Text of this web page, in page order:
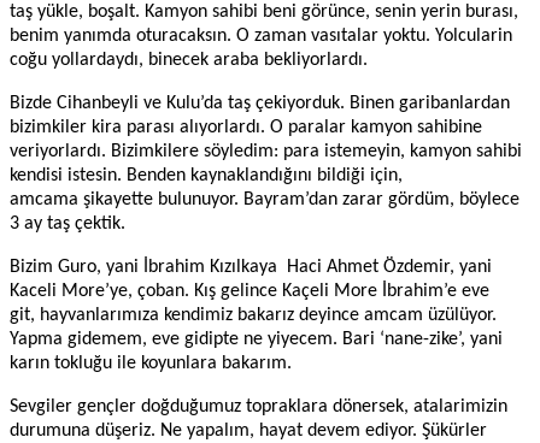
taş yükle, boşalt. Kamyon sahibi beni görünce, senin yerin burası,
benim yanımda oturacaksın. O zaman vasıtalar yoktu. Yolcularin
coğu yollardaydı, binecek araba bekliyorlardı.
Bizde Cihanbeyli ve Kulu’da taş çekiyorduk. Binen garibanlardan
bizimkiler kira parası alıyorlardı. O paralar kamyon sahibine
veriyorlardı. Bizimkilere söyledim: para istemeyin, kamyon sahibi
kendisi istesin. Benden kaynaklandığını bildiği için,
amcama şikayette bulunuyor. Bayram’dan zarar gördüm, böylece
3 ay taş çektik.
Bizim Guro, yani İbrahim Kızılkaya Haci Ahmet Özdemir, yani
Kaceli More’ye, çoban. Kış gelince Kaçeli More İbrahim’e eve
git, hayvanlarımıza kendimiz bakarız deyince amcam üzülüyor.
Yapma gidemem, eve gidipte ne yiyecem. Bari ‘nane-zike’, yani
karın tokluğu ile koyunlara bakarım.
Sevgiler gençler doğduğumuz topraklara dönersek, atalarimizin
durumuna düşeriz. Ne yapalım, hayat devem ediyor. Şükürler